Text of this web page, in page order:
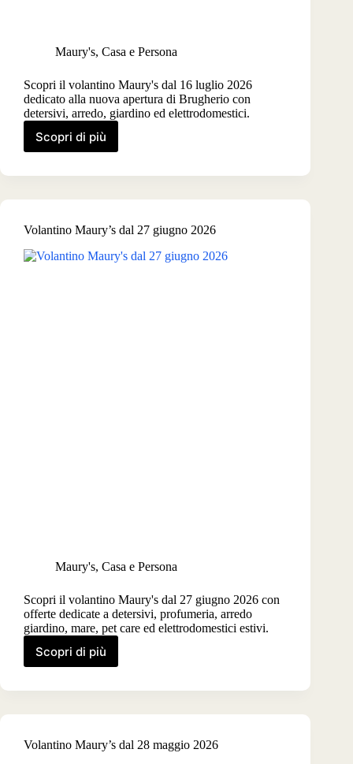
Maury's, Casa e Persona
Scopri il volantino Maury's dal 16 luglio 2026
dedicato alla nuova apertura di Brugherio con
detersivi, arredo, giardino ed elettrodomestici.
Scopri di più
Volantino
Nuova
Brugherio
16
2026
Volantino Maury’s dal 27 giugno 2026
Maury's, Casa e Persona
Scopri il volantino Maury's dal 27 giugno 2026 con
offerte dedicate a detersivi, profumeria, arredo
giardino, mare, pet care ed elettrodomestici estivi.
Scopri di più
Volantino
dal
giugno
Volantino Maury’s dal 28 maggio 2026